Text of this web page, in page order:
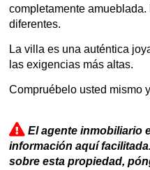
completamente
diferentes.
La villa es una auténtica
las exigencias más altas.
Compruébelo usted mismo
El agente inmobiliario
información aquí
sobre esta propiedad,